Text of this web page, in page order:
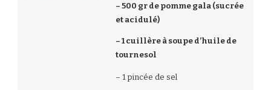
– 500 gr de pomme gala (sucrée
et acidulé)
– 1 cuillère à soupe d’huile de
tournesol
– 1 pincée de sel